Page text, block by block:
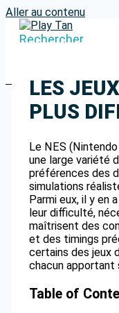
Aller au contenu
Rechercher
LES
PLUS
Le NES
une large variété
préférences des
simulations
Parmi eux, il y en
leur difficulté,
maîtrisent des
et des timings
certains des jeux
chacun apportant
Table of